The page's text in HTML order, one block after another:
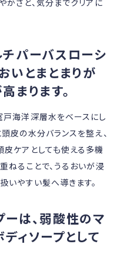
チパーバスローシ
いとまとまりが
まります。
戸海洋深層水をベースにし
皮の水分バランスを整え、
皮ケアとしても使える多機
ねることで、うるおいが浸
いやすい髪へ導きます。
ーは、弱酸性のマ
ィソープとして